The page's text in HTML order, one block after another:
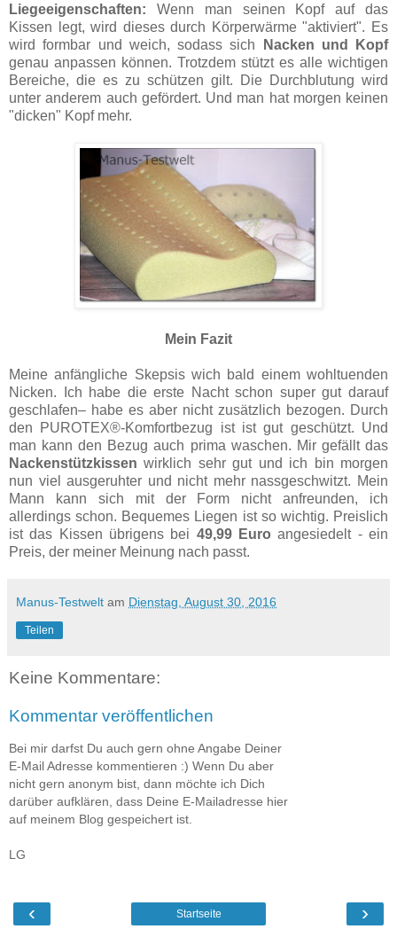
Liegeeigenschaften: Wenn man seinen Kopf auf das
Kissen legt, wird dieses durch Körperwärme "aktiviert". Es
wird formbar und weich, sodass sich
Nacken und Kopf
genau anpassen können. Trotzdem stützt es alle wichtigen
Bereiche, die es zu schützen gilt. Die Durchblutung wird
unter anderem auch gefördert. Und man hat morgen keinen
"dicken" Kopf mehr.
Mein Fazit
Meine anfängliche Skepsis wich bald einem wohltuenden
Nicken. Ich habe die erste Nacht schon super gut darauf
geschlafen– habe es aber nicht zusätzlich bezogen. Durch
den PUROTEX®-Komfortbezug ist ist gut geschützt. Und
man kann den Bezug auch prima waschen. Mir gefällt das
Nackenstützkissen wirklich sehr gut und ich bin morgen
nun viel ausgeruhter und nicht mehr nassgeschwitzt. Mein
Mann kann sich mit der Form nicht anfreunden, ich
allerdings schon. Bequemes Liegen ist so wichtig. Preislich
ist das Kissen übrigens bei 49,99 Euro angesiedelt - ein
Preis, der meiner Meinung nach passt.
Manus-Testwelt am Dienstag, August 30, 2016
Teilen
Keine Kommentare:
Kommentar veröffentlichen
Bei mir darfst Du auch gern ohne Angabe Deiner
E-Mail Adresse kommentieren :) Wenn Du aber
nicht gern anonym bist, dann möchte ich Dich
darüber aufklären, dass Deine E-Mailadresse hier
auf meinem Blog gespeichert ist.
LG
‹ ›
Startseite